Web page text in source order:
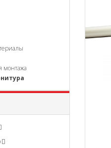
монтажа